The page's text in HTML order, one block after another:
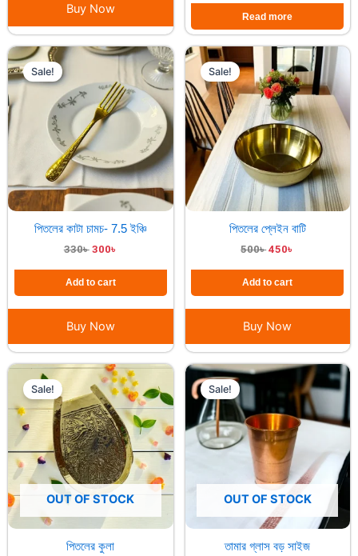
Buy Now
Read more
Sale!
পিতলের কাটা চামচ- 7.5 ইঞ্চি
330৳
Original
330৳ .
300৳
Current
price
is:
300৳ .
Add to cart
Buy Now
Sale!
পিতলের প্লেইন বাটি
500৳
Original
price
was:
500৳ .
450৳
Current
price
is:
450৳ .
Add to cart
Buy Now
OUT OF STOCK
Sale!
পিতলের কুলা
Original
price
was:
3,500৳ .
Current
price
is:
2,900৳ .
OUT OF STOCK
Sale!
তামার গ্লাস বড় সাইজ
Original
was:
950৳ .
Current
price
is:
850৳ .